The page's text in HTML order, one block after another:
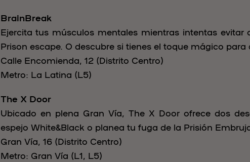
BrainBreak
Ejercita tus músculos mentales mientras intentas
Prison escape. O descubre si tienes el toque mágico
Calle Encomienda, 12 (Distrito Centro)
Metro: La Latina (L5)
The X Door
Ubicado en plena Gran Vía, The X Door ofrece dos
espejo White&Black o planea tu fuga de la Prisión
Gran Vía, 16 (Distrito Centro)
Metro: Gran Vía (L1, L5)